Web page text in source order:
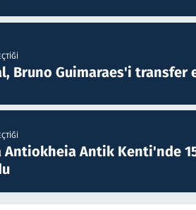
Bruno Guimaraes'i transfer
Antiokheia Antik Kenti'nde